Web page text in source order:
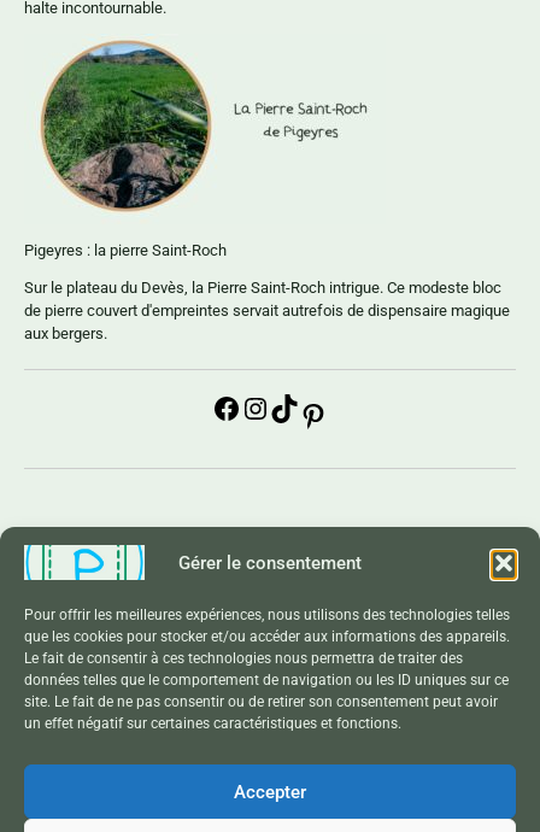
Gérer le consentement
Pour offrir les meilleures expériences, nous utilisons des technologies telles
que les cookies pour stocker et/ou accéder aux informations des appareils.
Le fait de consentir à ces technologies nous permettra de traiter des
données telles que le comportement de navigation ou les ID uniques sur ce
site. Le fait de ne pas consentir ou de retirer son consentement peut avoir
un effet négatif sur certaines caractéristiques et fonctions.
Accepter
halte incontournable.
Pigeyres : la pierre Saint-Roch
Sur le plateau du Devès, la Pierre Saint-Roch intrigue. Ce modeste bloc
de pierre couvert d'empreintes servait autrefois de dispensaire magique
aux bergers.
Contact
Conditions Générales de Vente
Politique de Confidentialité
Mentions Légales
Copyright © 2026 Pocket. Tous droits réservés.